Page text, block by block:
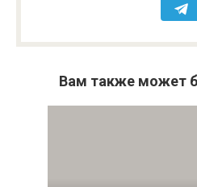
Вам также может